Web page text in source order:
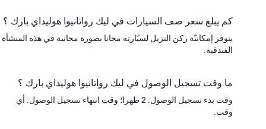
كم يبلغ سعر صف السيارات في ليك رواتانيوا هوليداي بارك ؟
يتوفر إمكانيّة ركن النزيل لسيّارته مجانا بصورة مجانية في هذه المنشأة
الفندقية.
ما وقت تسجيل الوصول في ليك رواتانيوا هوليداي بارك ؟
وقت بدء تسجيل الوصول: 2 ظهرا؛ وقت انتهاء تسجيل الوصول: أي
وقت.